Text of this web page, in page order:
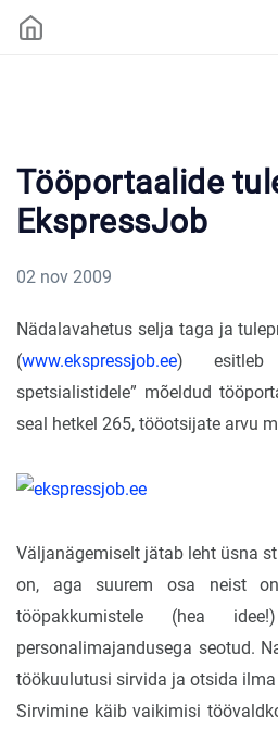
Tööportaalide
EkspressJob
02 nov 2009
Nädalavahetus selja taga ja
(www.ekspressjob.ee) esitleb
spetsialistidele” mõeldud
seal hetkel 265, tööotsijate arvu
Väljanägemiselt jätab leht üsna
on, aga suurem osa neist
tööpakkumistele (hea
personalimajandusega seotud.
töökuulutusi sirvida ja otsida
Sirvimine käib vaikimisi